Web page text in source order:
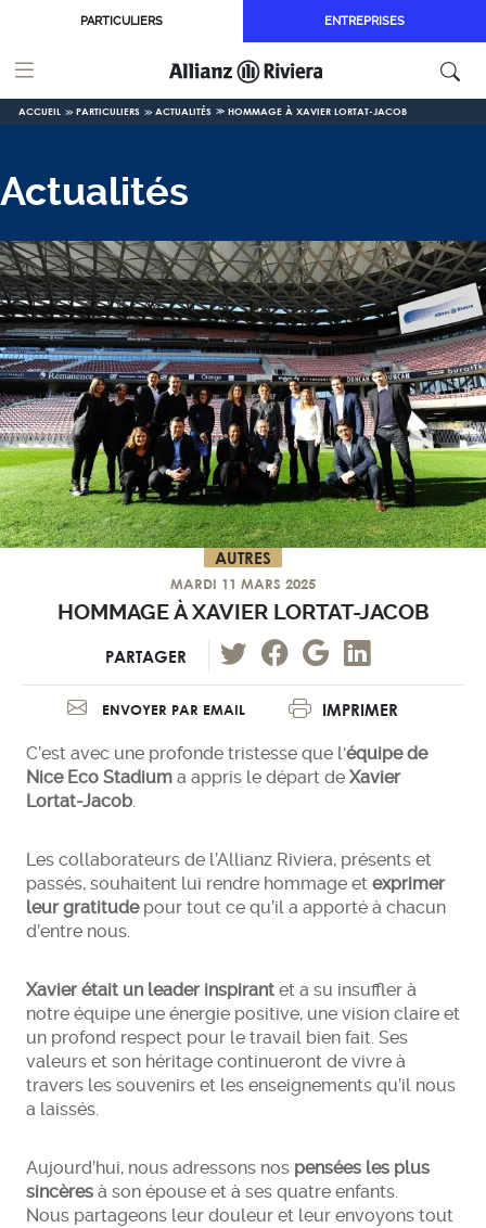
Aller au contenu principal
PARTICULIERS ENTREPRISES
ACCUEIL PARTICULIERS ACTUALITÉS HOMMAGE À XAVIER LORTAT-JACOB
Actualités
AUTRES
MARDI 11 MARS 2025
HOMMAGE À XAVIER LORTAT-JACOB
PARTAGER
ENVOYER PAR EMAIL IMPRIMER
C’est avec une profonde tristesse que l'équipe de
Nice Eco Stadium a appris le départ de Xavier
Lortat-Jacob.
Les collaborateurs de l’Allianz Riviera, présents et
passés, souhaitent lui rendre hommage et exprimer
leur gratitude pour tout ce qu’il a apporté à chacun
d’entre nous.
Xavier était un leader inspirant et a su insuffler à
notre équipe une énergie positive, une vision claire et
un profond respect pour le travail bien fait. Ses
valeurs et son héritage continueront de vivre à
travers les souvenirs et les enseignements qu’il nous
a laissés.
Aujourd’hui, nous adressons nos pensées les plus
sincères à son épouse et à ses quatre enfants.
Nous partageons leur douleur et leur envoyons tout